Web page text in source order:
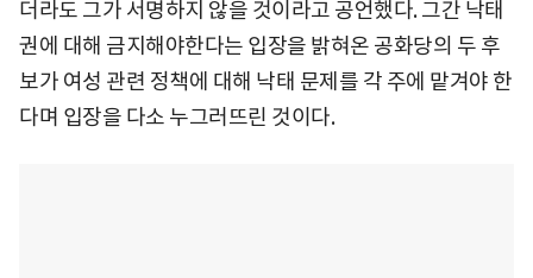
더라도 그가 서명하지 않을 것이라고 공언했다. 그간 낙태
권에 대해 금지해야한다는 입장을 밝혀온 공화당의 두 후
보가 여성 관련 정책에 대해 낙태 문제를 각 주에 맡겨야 한
다며 입장을 다소 누그러뜨린 것이다.